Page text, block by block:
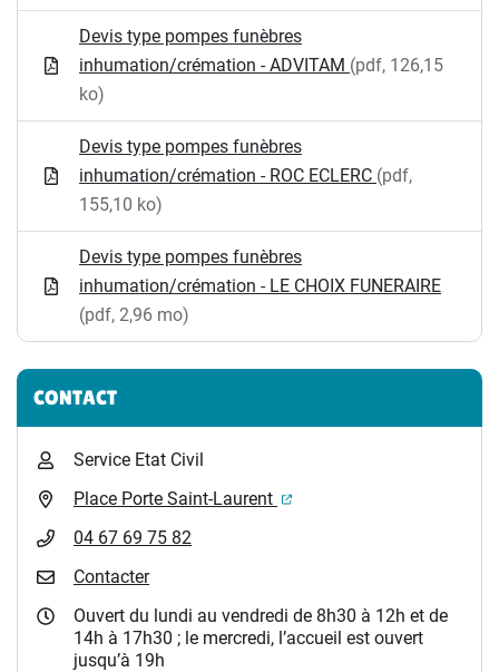
Devis type pompes funèbres
inhumation/crémation - ADVITAM (pdf, 126,15
ko)
Devis type pompes funèbres
inhumation/crémation - ROC ECLERC (pdf,
155,10 ko)
Devis type pompes funèbres
inhumation/crémation - LE CHOIX FUNERAIRE
(pdf, 2,96 mo)
CONTACT
Service Etat Civil
Place Porte Saint-Laurent
(ouverture dans un
04 67 69 75 82
Contacter
Ouvert du lundi au vendredi de 8h30 à 12h et de
14h à 17h30 ; le mercredi, l’accueil est ouvert
jusqu’à 19h